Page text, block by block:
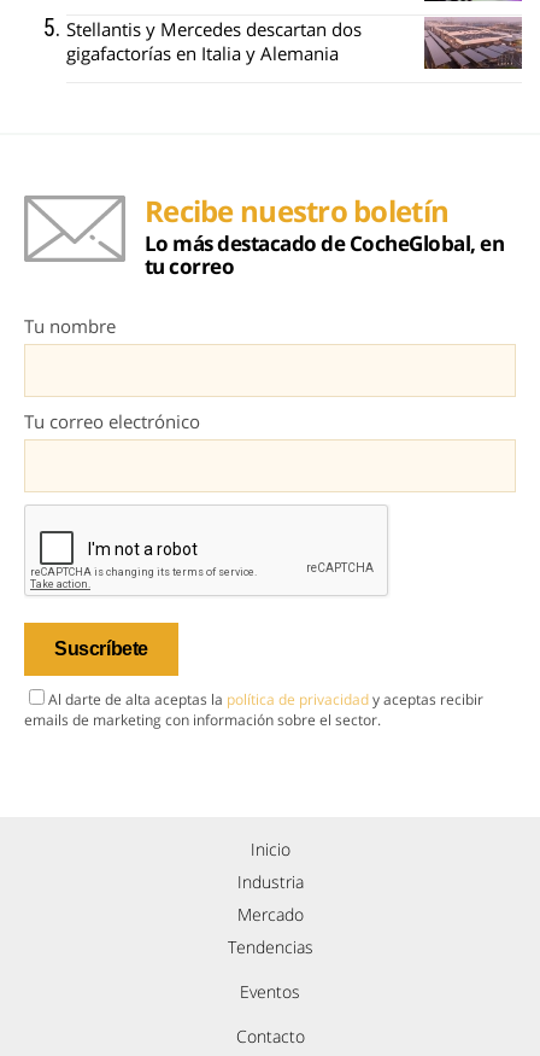
Stellantis y Mercedes descartan dos
gigafactorías en Italia y Alemania
Recibe nuestro boletín
Lo más destacado de CocheGlobal, en
tu correo
Tu nombre
Tu correo electrónico
Al darte de alta aceptas la política de privacidady aceptas recibir
emails de marketing con información sobre el sector.
Inicio
Industria
Mercado
Tendencias
Eventos
Contacto